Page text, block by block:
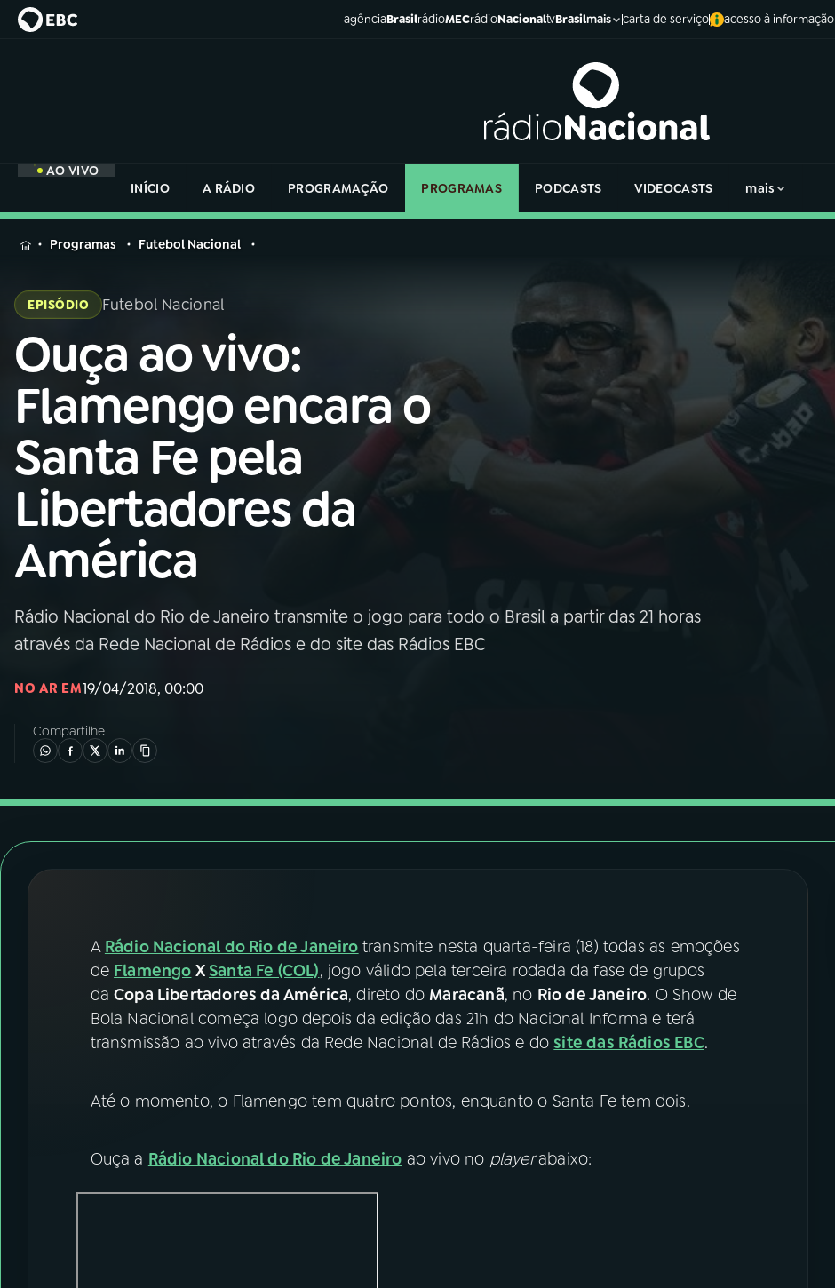
agênciaBrasilrádioMECrádioNacionaltvBrasilmais carta de serviço acesso à informação
AO VIVO
INÍCIO
A RÁDIO PROGRAMAÇÃO PROGRAMAS PODCASTS VIDEOCASTS mais
MENU
Buscar
na
Rádio
Nacional
01 INÍCIO
02A RÁDIO
03 PROGRAMAÇÃO
04PROGRAMAS
05 PODCASTS
06VIDEOCASTS
07ÚLTIMAS
YouTube Facebook
Instagram X
na
Rádio
Programas Futebol Nacional
EPISÓDIO Futebol Nacional
Ouça ao vivo:
Flamengo encara o
Santa Fe pela
Libertadores da
América
Rádio Nacional do Rio de Janeiro transmite o jogo para todo o Brasil a partir das 21 horas
através da Rede Nacional de Rádios e do site das Rádios EBC
NO AR EM19/04/2018, 00:00
Compartilhe
A Rádio Nacional do Rio de Janeiro transmite nesta quarta-feira (18) todas as emoções
de Flamengo XSanta Fe (COL), jogo válido pela terceira rodada da fase de grupos
daCopa Libertadores da América, direto do Maracanã, no Rio de Janeiro. O Show de
Bola Nacional começa logo depois da edição das 21h do Nacional Informa e terá
transmissão ao vivo através da Rede Nacional de Rádios e dosite das Rádios EBC.
Até o momento, o Flamengo tem quatro pontos, enquanto o Santa Fe tem dois.
Ouça a Rádio Nacional do Rio de Janeiro ao vivo no playerabaixo: